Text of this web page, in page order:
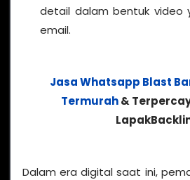
detail dalam bentuk video
email.
Jasa Whatsapp Blast
Termurah&
Dalam era digital saat ini,